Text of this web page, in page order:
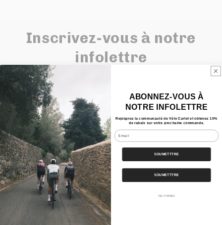
Inscrivez-vous à notre
infolettre
Pour être au courant de nos nouveaux articles de
blogue, produits et événements.
En vous inscrivant, obtenez 10% de rabais sur
votre première commande.
E-mail
Liens rapides
Nos Bundles
ABONNEZ-VOUS À
NOTRE INFOLETTRE
Rejoignez la communauté de Vélo Cartel et obtenez 10%
de rabais sur votre prochaine commande.
Email
SOUMETTTRE
SOUMETTTRE
NO, THANKS